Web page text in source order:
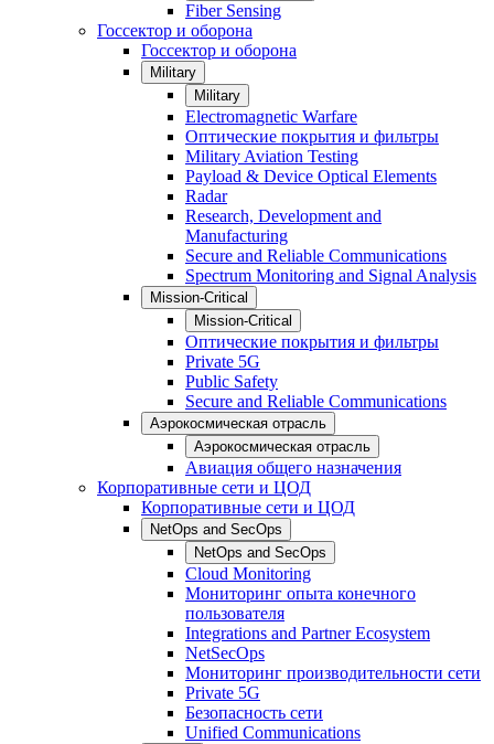
Fiber Sensing
Госсектор и оборона
Госсектор и оборона
Military
Military
Electromagnetic Warfare
Оптические покрытия и фильтры
Military Aviation Testing
Payload & Device Optical Elements
Radar
Research, Development and
Manufacturing
Secure and Reliable Communications
Spectrum Monitoring and Signal Analysis
Mission-Critical
Mission-Critical
Оптические покрытия и фильтры
Private 5G
Public Safety
Secure and Reliable Communications
Аэрокосмическая отрасль
Аэрокосмическая отрасль
Авиация общего назначения
Корпоративные сети и ЦОД
Корпоративные сети и ЦОД
NetOps and SecOps
NetOps and SecOps
Cloud Monitoring
Мониторинг опыта конечного
пользователя
Integrations and Partner Ecosystem
NetSecOps
Мониторинг производительности сети
Private 5G
Безопасность сети
Unified Communications